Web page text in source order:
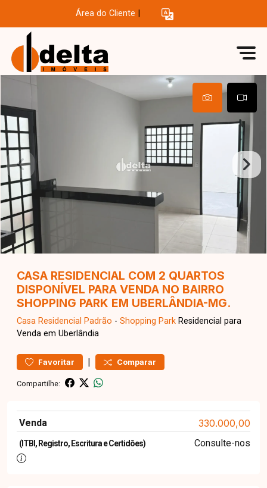
Área do Cliente
CASA RESIDENCIAL COM 2 QUARTOS
DISPONÍVEL PARA VENDA NO BAIRRO
SHOPPING PARK EM UBERLÂNDIA-MG.
Casa Residencial Padrão - Shopping Park Residencial para
Venda em Uberlândia
Favoritar | Comparar
Compartilhe:
Venda 330.000,00
(ITBI, Registro, Escritura e Certidões) Consulte-nos